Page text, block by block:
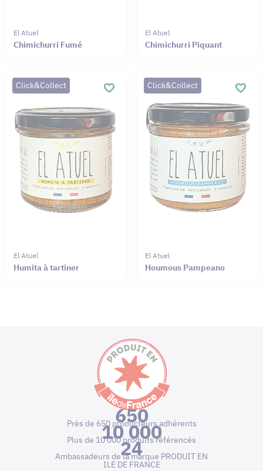
El Atuel
Chimichurri Fumé
El Atuel
Chimichurri Piquant
Click&Collect
El Atuel
Humita à tartiner
Click&Collect
El Atuel
Houmous Pampeano
650
Près de 650 producteurs adhérents
10 000
Plus de 10 000 produits référencés
24
Ambassadeurs de la marque PRODUIT EN
ILE DE FRANCE